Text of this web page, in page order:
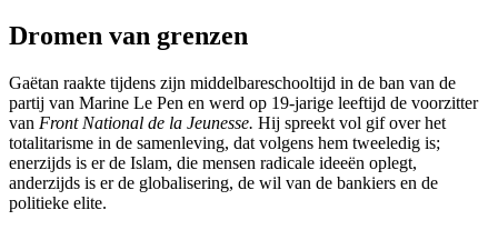
Dromen van grenzen
Gaëtan raakte tijdens zijn middelbareschooltijd in de ban van de
partij van Marine Le Pen en werd op 19-jarige leeftijd de voorzitter
van Front National de la Jeunesse. Hij spreekt vol gif over het
totalitarisme in de samenleving, dat volgens hem tweeledig is;
enerzijds is er de Islam, die mensen radicale ideeën oplegt,
anderzijds is er de globalisering, de wil van de bankiers en de
politieke elite.